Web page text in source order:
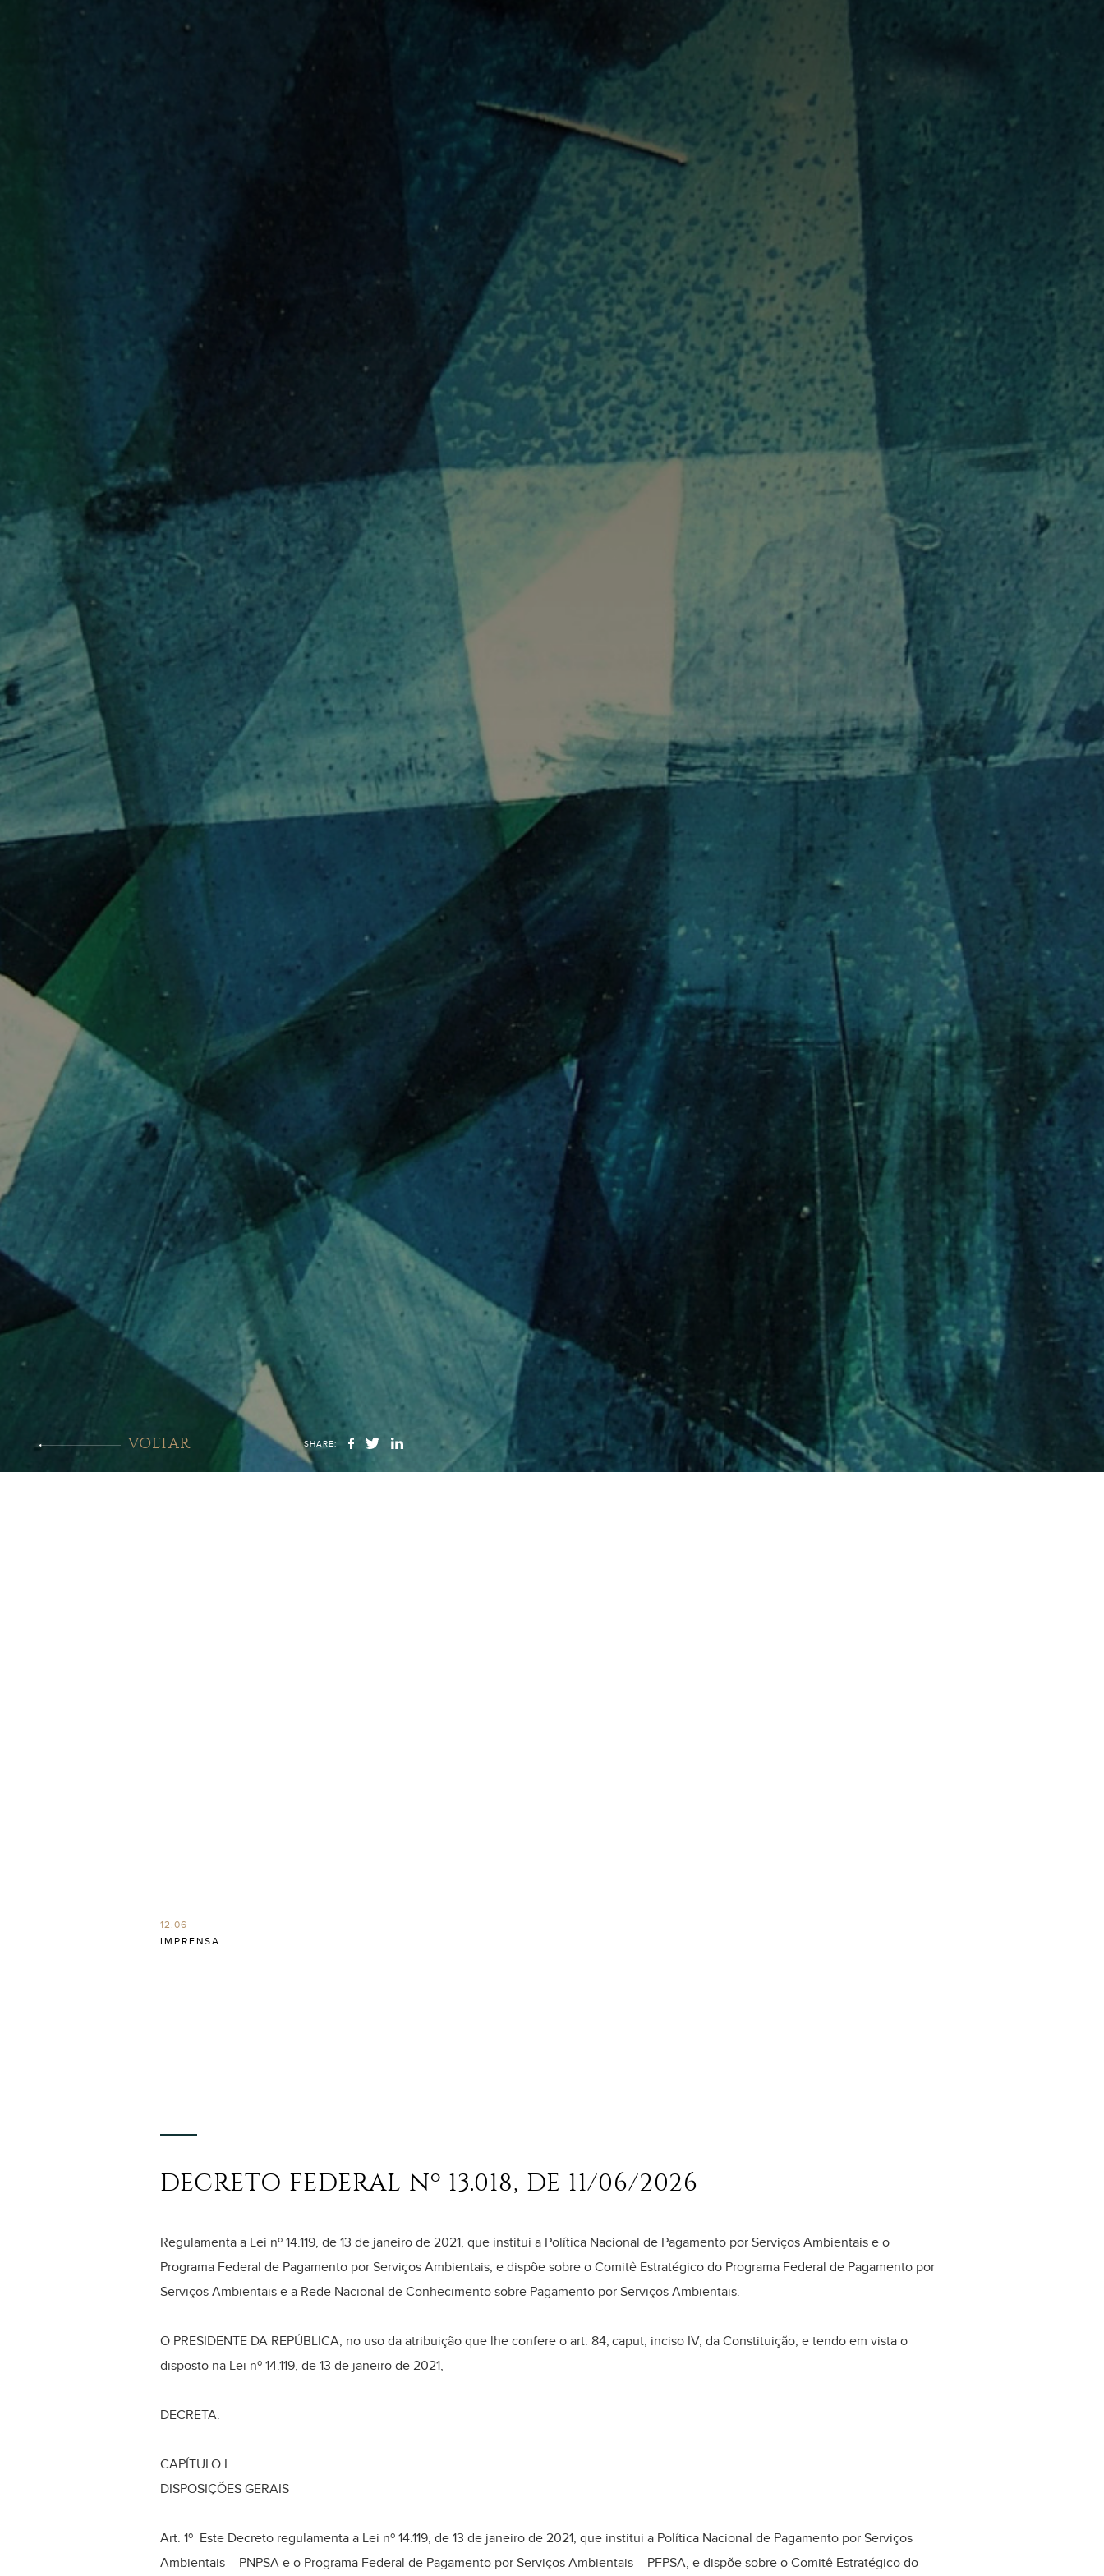
VOLTAR SHARE:
12.06
IMPRENSA
DECRETO FEDERAL Nº 13.018, DE 11/06/2026
Regulamenta a Lei nº 14.119, de 13 de janeiro de 2021, que institui a Política Nacional de Pagamento por Serviços Ambientais e o
Programa Federal de Pagamento por Serviços Ambientais, e dispõe sobre o Comitê Estratégico do Programa Federal de Pagamento por
Serviços Ambientais e a Rede Nacional de Conhecimento sobre Pagamento por Serviços Ambientais.
O PRESIDENTE DA REPÚBLICA, no uso da atribuição que lhe confere o art. 84, caput, inciso IV, da Constituição, e tendo em vista o
disposto na Lei nº 14.119, de 13 de janeiro de 2021,
DECRETA:
CAPÍTULO I
DISPOSIÇÕES GERAIS
Art. 1º Este Decreto regulamenta a Lei nº 14.119, de 13 de janeiro de 2021, que institui a Política Nacional de Pagamento por Serviços
Ambientais – PNPSA e o Programa Federal de Pagamento por Serviços Ambientais – PFPSA, e dispõe sobre o Comitê Estratégico do